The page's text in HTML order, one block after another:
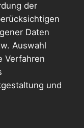
der
Daten
Auswahl
Verfahren
und